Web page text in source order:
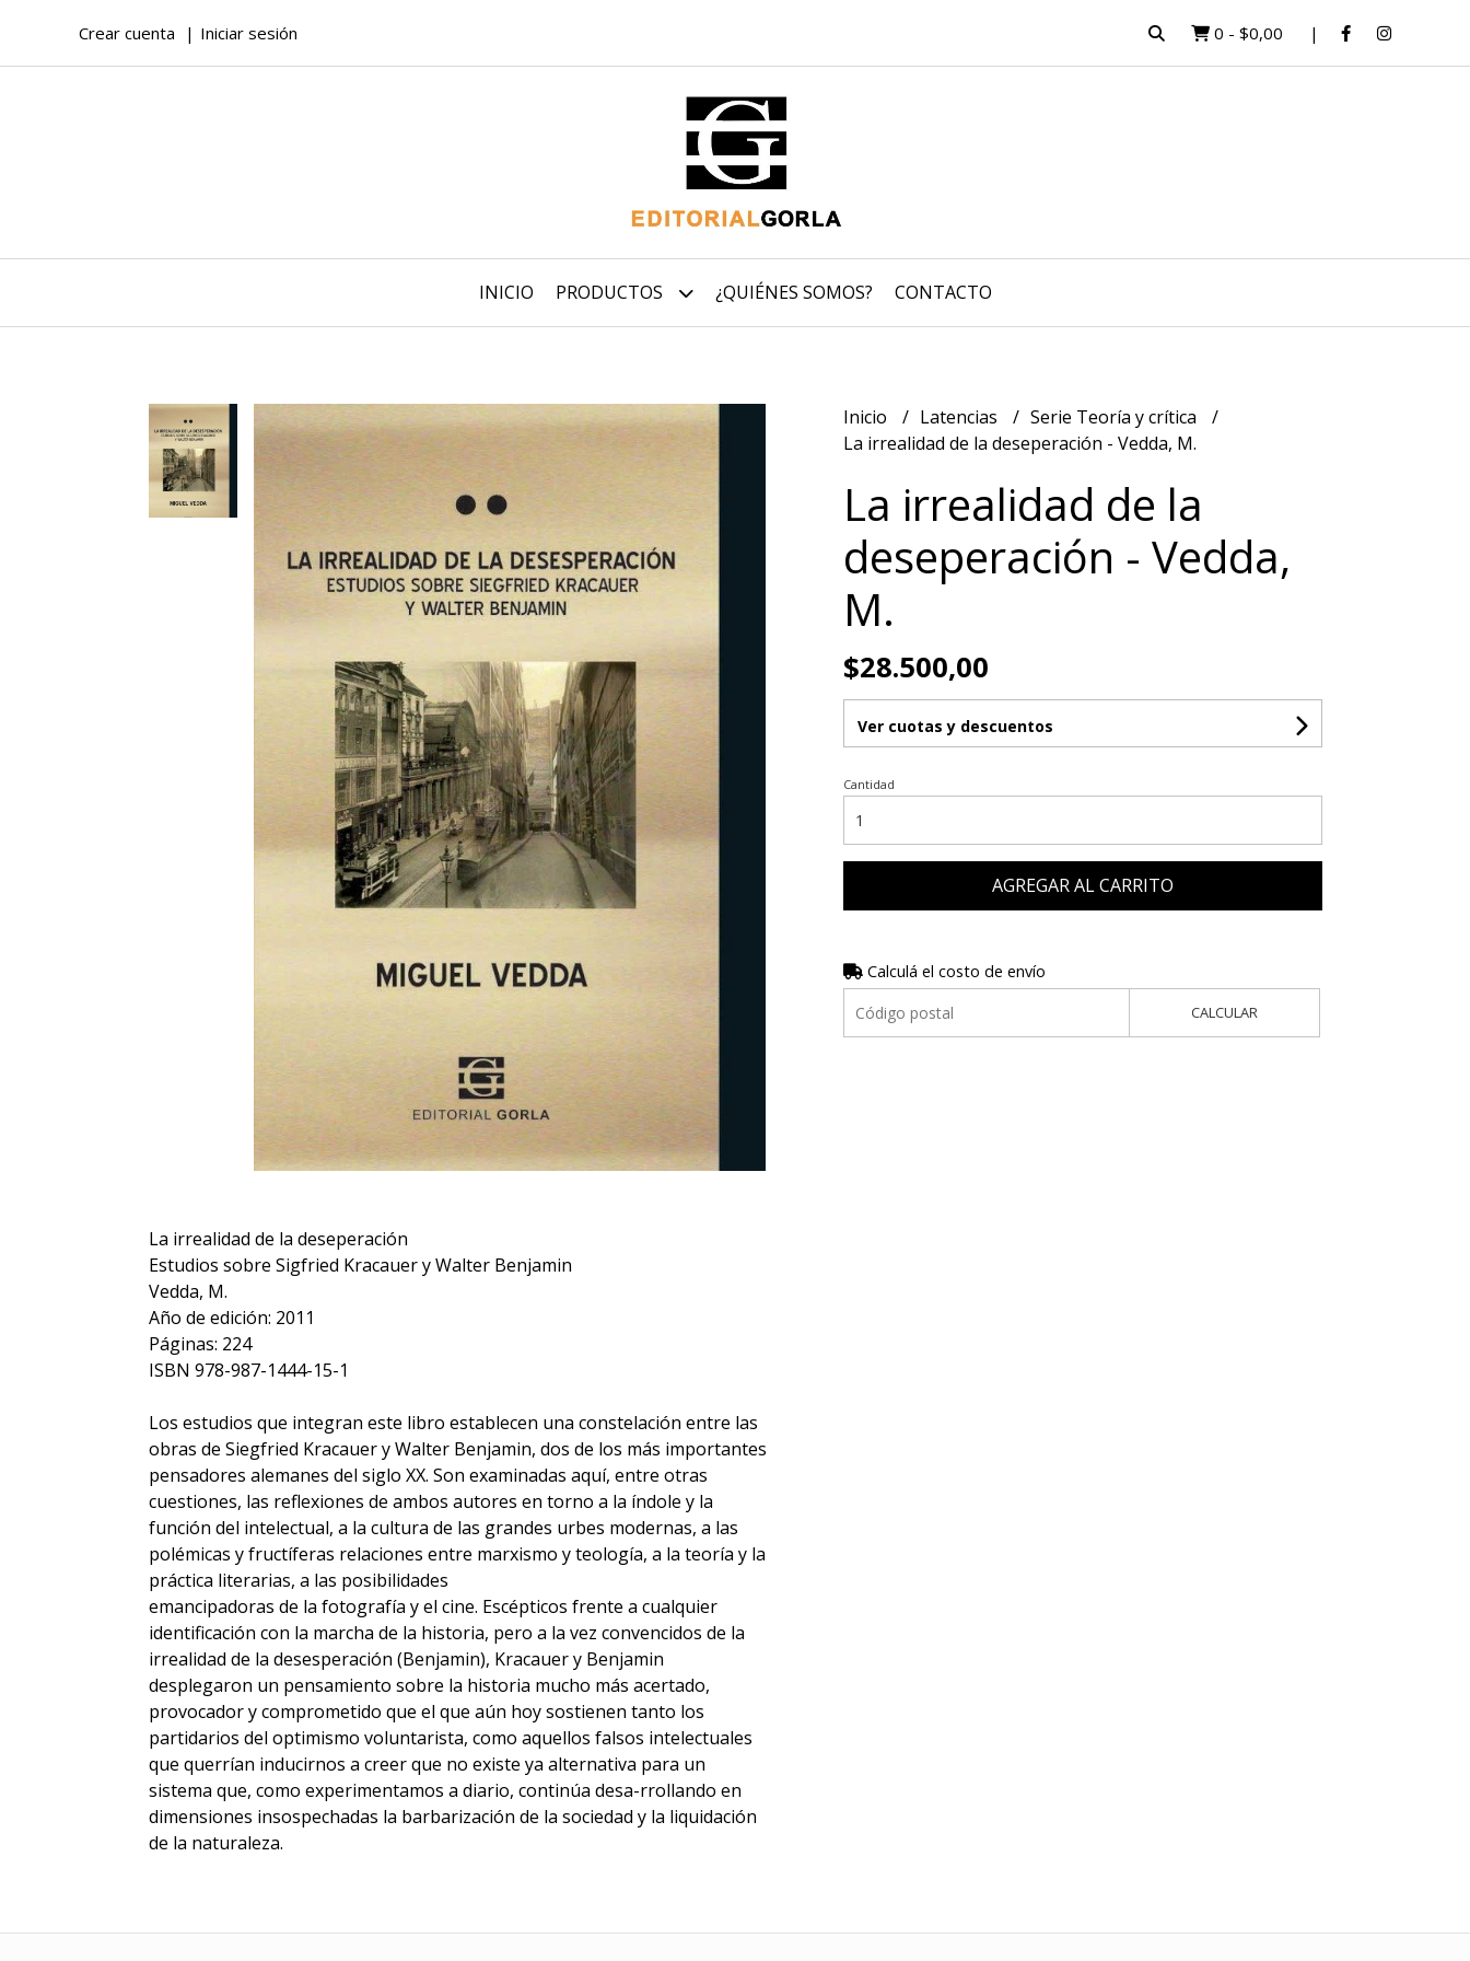
Crear cuenta Iniciar sesión 0 - $0,00
INICIO PRODUCTOS ¿QUIÉNES SOMOS? CONTACTO
La irrealidad de la deseperación
Estudios sobre Sigfried Kracauer y Walter Benjamin
Vedda, M.
Año de edición: 2011
Páginas: 224
ISBN 978-987-1444-15-1
Los estudios que integran este libro establecen una constelación entre las
obras de Siegfried Kracauer y Walter Benjamin, dos de los más importantes
pensadores alemanes del siglo XX. Son examinadas aquí, entre otras
cuestiones, las reflexiones de ambos autores en torno a la índole y la
función del intelectual, a la cultura de las grandes urbes modernas, a las
polémicas y fructíferas relaciones entre marxismo y teología, a la teoría y la
práctica literarias, a las posibilidades
emancipadoras de la fotografía y el cine. Escépticos frente a cualquier
identificación con la marcha de la historia, pero a la vez convencidos de la
irrealidad de la desesperación (Benjamin), Kracauer y Benjamin
desplegaron un pensamiento sobre la historia mucho más acertado,
provocador y comprometido que el que aún hoy sostienen tanto los
partidarios del optimismo voluntarista, como aquellos falsos intelectuales
que querrían inducirnos a creer que no existe ya alternativa para un
sistema que, como experimentamos a diario, continúa desa-rrollando en
dimensiones insospechadas la barbarización de la sociedad y la liquidación
de la naturaleza.
Inicio Latencias
Serie Teoría y crítica
La irrealidad de la deseperación - Vedda, M.
La irrealidad de la
deseperación - Vedda,
M.
$28.500,00
Ver cuotas y descuentos
Cantidad
AGREGAR AL CARRITO
Calculá el costo de envío
CALCULAR